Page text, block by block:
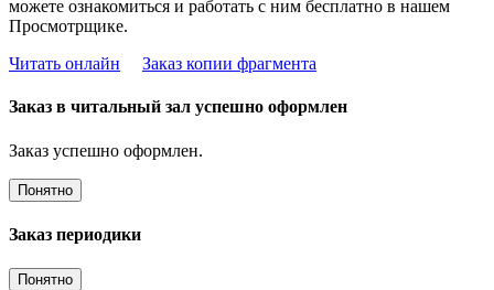
можете ознакомиться и работать с ним бесплатно в нашем
Просмотрщике.
Читать онлайн
Заказ копии фрагмента
Заказ в читальный зал успешно оформлен
Заказ успешно оформлен.
Понятно
Заказ периодики
Понятно